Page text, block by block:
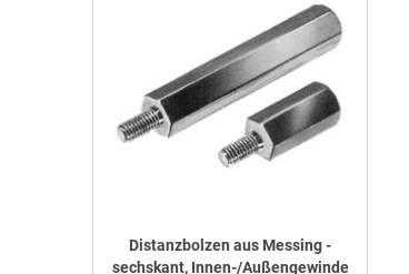
Distanzbolzen aus Messing -
sechskant, Innen-/Außengewinde